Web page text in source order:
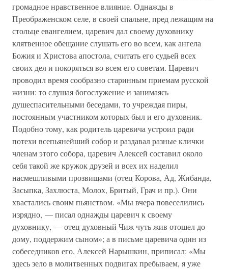
громадное нравственное влияние. Однажды в
Преображенском селе, в своей спальне, пред лежащим на
стольце евангелием, царевич дал своему духовнику
клятвенное обещание слушать его во всем, как ангела
Божия и Христова апостола, считать его судьей всех
своих дел и покоряться во всем его советам. Царевич
проводил время сообразно старинным приемам русской
жизни: то слушая богослужение и занимаясь
душеспасительными беседами, то учреждая пиры,
постоянным участником которых был и его духовник.
Подобно тому, как родитель царевича устроил ради
потехи всепьянейший собор и раздавал разные клички
членам этого собора, царевич Алексей составил около
себя такой же кружок друзей и всех их наделил
насмешливыми прозвищами (отец Корова, Ад, Жибанда,
Засыпка, Захлюста, Молох, Бритый, Грач и пр.). Они
хвастались своим пьянством. «Мы вчера повеселились
изрядно, — писал однажды царевич к своему
духовнику, — отец духовный Чиж чуть жив отошел до
дому, поддержим сыном»; а в письме царевича один из
собеседников его, Алексей Нарышкин, приписал: «Мы
здесь зело в молитвенных подвигах пребываем, я уже